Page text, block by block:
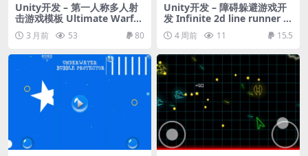
Unity开发 – 第一人称多人射
击游戏模板 Ultimate Warfar
e – FPS Multiplayer Templa
te 3 月前 53 80
Unity开发 – 障碍躲避游戏开
发 Infinite 2d line runner –
avoid triangle obstacles – r
eady for release
4 周前 11 15.5